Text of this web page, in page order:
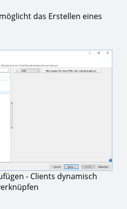
das Erstellen eines
- Clients dynamisch